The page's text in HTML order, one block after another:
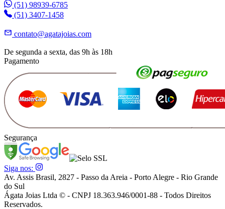
(51) 98939-6785
(51) 3407-1458
contato@agatajoias.com
De segunda a sexta, das 9h às 18h
Pagamento
Segurança
Siga nos:
Av. Assis Brasil, 2827 - Passo da Areia - Porto Alegre - Rio Grande
do Sul
Ágata Joias Ltda © - CNPJ 18.363.946/0001-88 - Todos Direitos
Reservados.